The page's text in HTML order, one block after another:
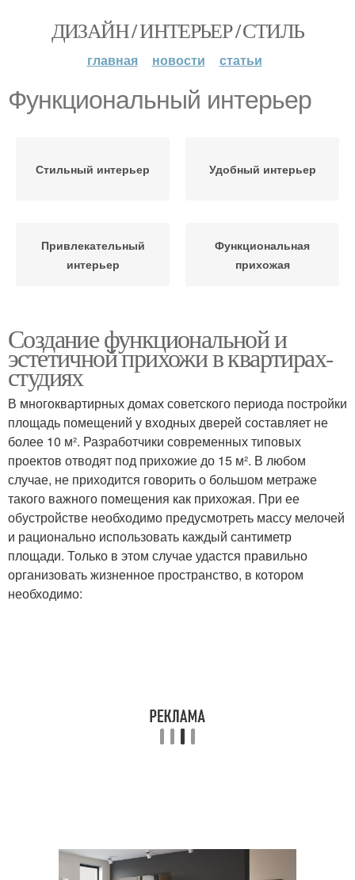
ДИЗАЙН / ИНТЕРЬЕР / СТИЛЬ
главная новости статьи
Функциональный интерьер
Стильный интерьер Удобный интерьер
Привлекательный
интерьер
Функциональная
прихожая
Создание функциональной и
эстетичной прихожи в квартирах-
студиях
В многоквартирных домах советского периода постройки
площадь помещений у входных дверей составляет не
более 10 м². Разработчики современных типовых
проектов отводят под прихожие до 15 м². В любом
случае, не приходится говорить о большом метраже
такого важного помещения как прихожая. При ее
обустройстве необходимо предусмотреть массу мелочей
и рационально использовать каждый сантиметр
площади. Только в этом случае удастся правильно
организовать жизненное пространство, в котором
необходимо: